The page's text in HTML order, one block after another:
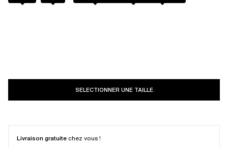
SELECTIONNER UNE TAILLE
Livraison gratuite chez vous !